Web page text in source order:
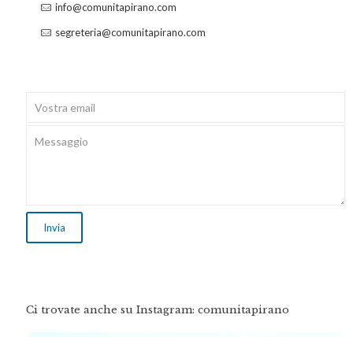
info@comunitapirano.com
segreteria@comunitapirano.com
Ci trovate anche su Instagram: comunitapirano